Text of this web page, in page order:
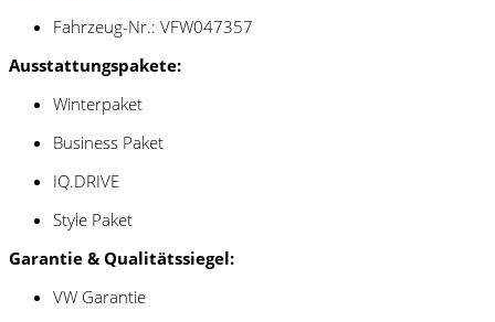
Fahrzeug-Nr.: VFW047357
Ausstattungspakete:
Winterpaket
Business Paket
IQ.DRIVE
Style Paket
Garantie & Qualitätssiegel:
VW Garantie